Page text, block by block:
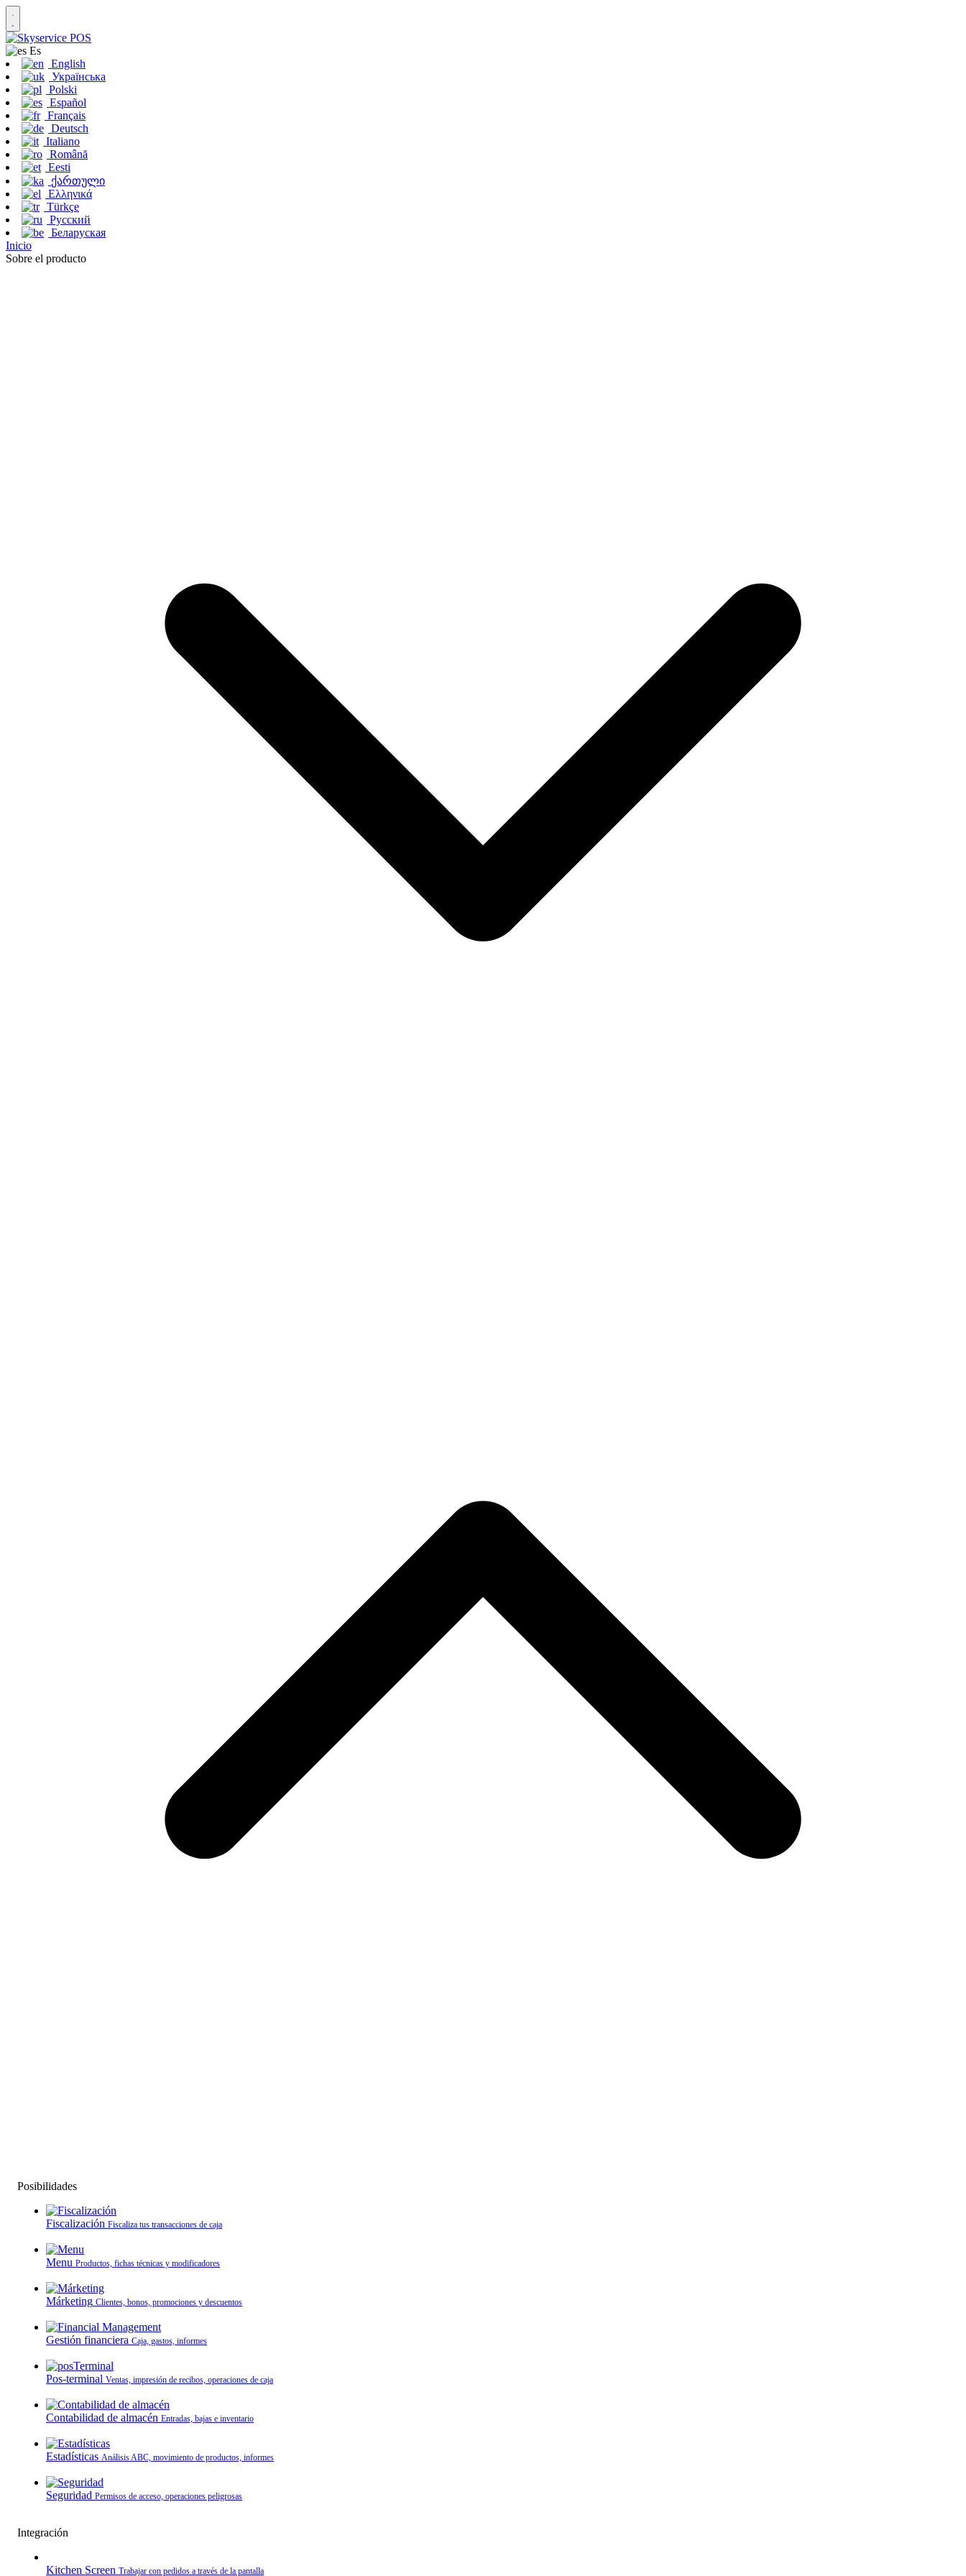
Es
English
Українська
Polski
Español
Français
Deutsch
Italiano
Română
Eesti
ქართული
Ελληνικά
Türkçe
Русский
Беларуская
Inicio
Sobre el producto
Posibilidades
Fiscalización Fiscaliza tus transacciones de caja
Menu Productos, fichas técnicas y modificadores
Márketing Clientes, bonos, promociones y descuentos
Gestión financiera Caja, gastos, informes
Pos-terminal Ventas, impresión de recibos, operaciones de caja
Contabilidad de almacén Entradas, bajas e inventario
Estadísticas Análisis ABC, movimiento de productos, informes
Seguridad Permisos de acceso, operaciones peligrosas
Integración
Kitchen Screen Trabajar con pedidos a través de la pantalla